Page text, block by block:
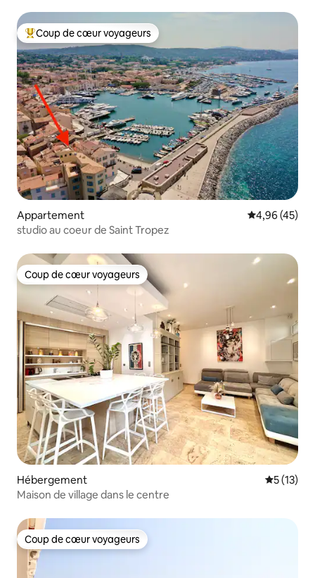
Coups de cœur voyageurs les plus appréciés
Coup de cœur voyageurs
Appartement Évaluation
4,96 (45)
studio au coeur de Saint Tropez
Coup de cœur voyageurs
Coup de cœur voyageurs
Hébergement
5 (13)
Maison de village dans le centre
Coup de cœur voyageurs
Coup de cœur voyageurs